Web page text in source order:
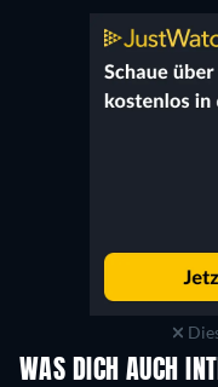
WAS DICH AUCH